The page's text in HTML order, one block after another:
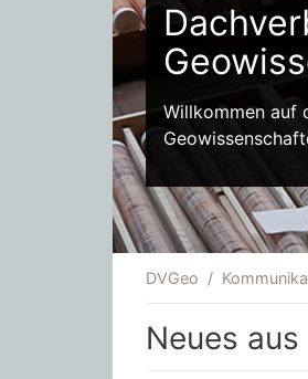
Willkommen auf
DVGeo
Neues